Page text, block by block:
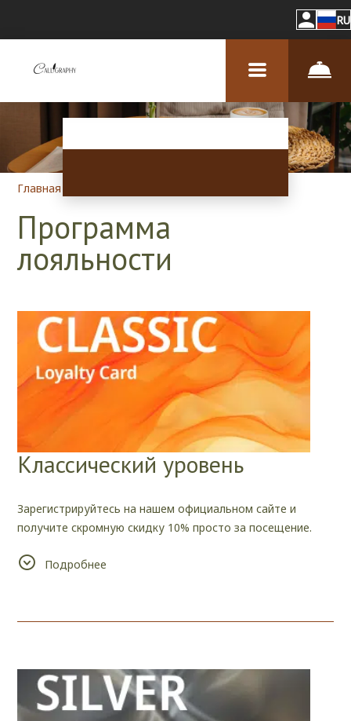
RU
Главная
Программа
лояльности
Классический уровень
Зарегистрируйтесь на нашем официальном сайте и
получите скромную скидку 10% просто за посещение.
Мы же позаботимся о том, чтобы этот небольшой бонус
Подробнее